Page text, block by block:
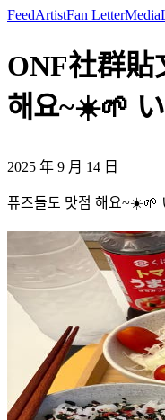
FeedArtistFan LetterMedia
ONF社群貼
해요~☀️🌱
2025 年 9 月 14 日
퓨즈들도 맛점 해요~☀️🌱